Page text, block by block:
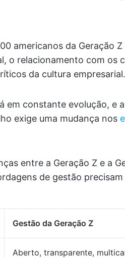
americanos da Geração
o relacionamento com os
da cultura empresarial.
em constante evolução, e
exige uma mudança nos
entre a Geração Z e a
de gestão precisam
Gestão da Geração Z
Aberto, transparente,